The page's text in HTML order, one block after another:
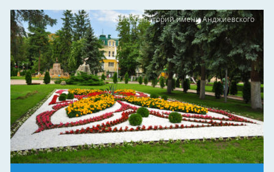
Фото: Санаторий имени Анджиевского